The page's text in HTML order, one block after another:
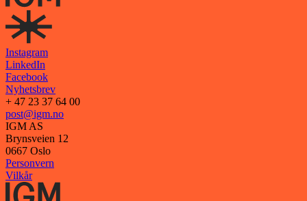
Instagram
LinkedIn
Facebook
Nyhetsbrev
+ 47 23 37 64 00
post@igm.no
IGM AS
Brynsveien 12
0667 Oslo
Personvern
Vilkår